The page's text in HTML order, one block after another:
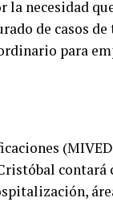
necesidad
de casos de
para
contará